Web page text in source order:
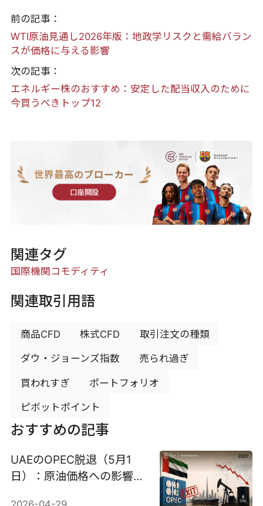
前の記事：
WTI原油見通し2026年版：地政学リスクと需給バラン
スが価格に与える影響
次の記事：
エネルギー株のおすすめ：安定した配当収入のために
今買うべきトップ12
世界最高のブローカー
口座開設
関連タグ
国際機関 コモディティ
関連取引用語
商品CFD 株式CFD 取引注文の種類
ダウ・ジョーンズ指数 売られ過ぎ
買われすぎ ポートフォリオ
ピボットポイント
おすすめの記事
UAEのOPEC脱退（5月1
日）：原油価格への影響